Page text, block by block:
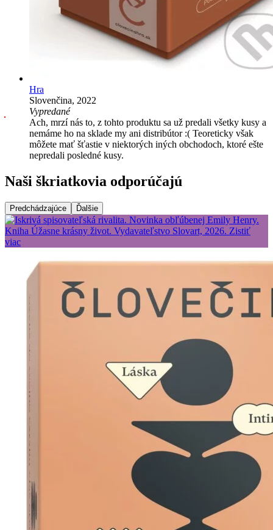
Hra
Slovenčina, 2022
Vypredané
Ach, mrzí nás to, z tohto produktu sa už predali všetky kusy a
nemáme ho na sklade my ani distribútor :( Teoreticky však
môžete mať šťastie v niektorých iných obchodoch, ktoré ešte
nepredali posledné kusy.
Naši škriatkovia odporúčajú
Predchádzajúce Ďalšie